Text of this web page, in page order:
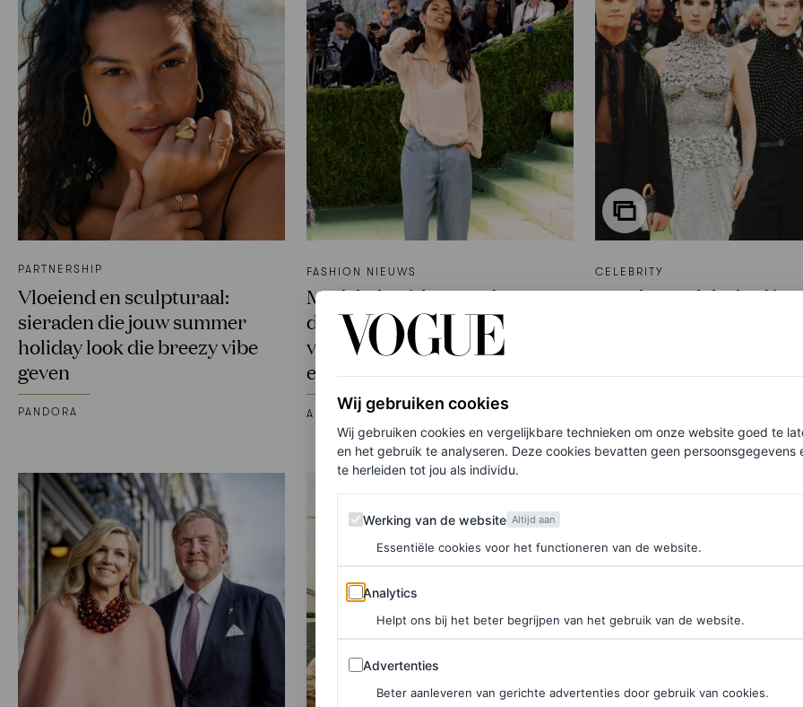
PARTNERSHIP
Vloeiend en sculpturaal:
sieraden die jouw summer
holiday look die breezy vibe
geven
PANDORA
FASHION NIEUWS
Model Bhavitha Mandava
droeg de opvallendste look
van het Met Gala: een jeans en
een trui
ALICE NEWBOLD
CELEBRITY
Van deze celebs had je
waren
Wij gebruiken cookies
Wij gebruiken cookies en vergelijkbare technieken om onze website goed te
en het gebruik te analyseren. Deze cookies bevatten geen persoonsgegevens
te herleiden tot jou als individu.
Werking van de website
Werking van de website Altijd aan
Essentiële cookies voor het functioneren van de website.
Analytics
Analytics
Helpt ons bij het beter begrijpen van het gebruik van de website.
Advertenties
Advertenties
Beter aanleveren van gerichte advertenties door gebruik van cookies.